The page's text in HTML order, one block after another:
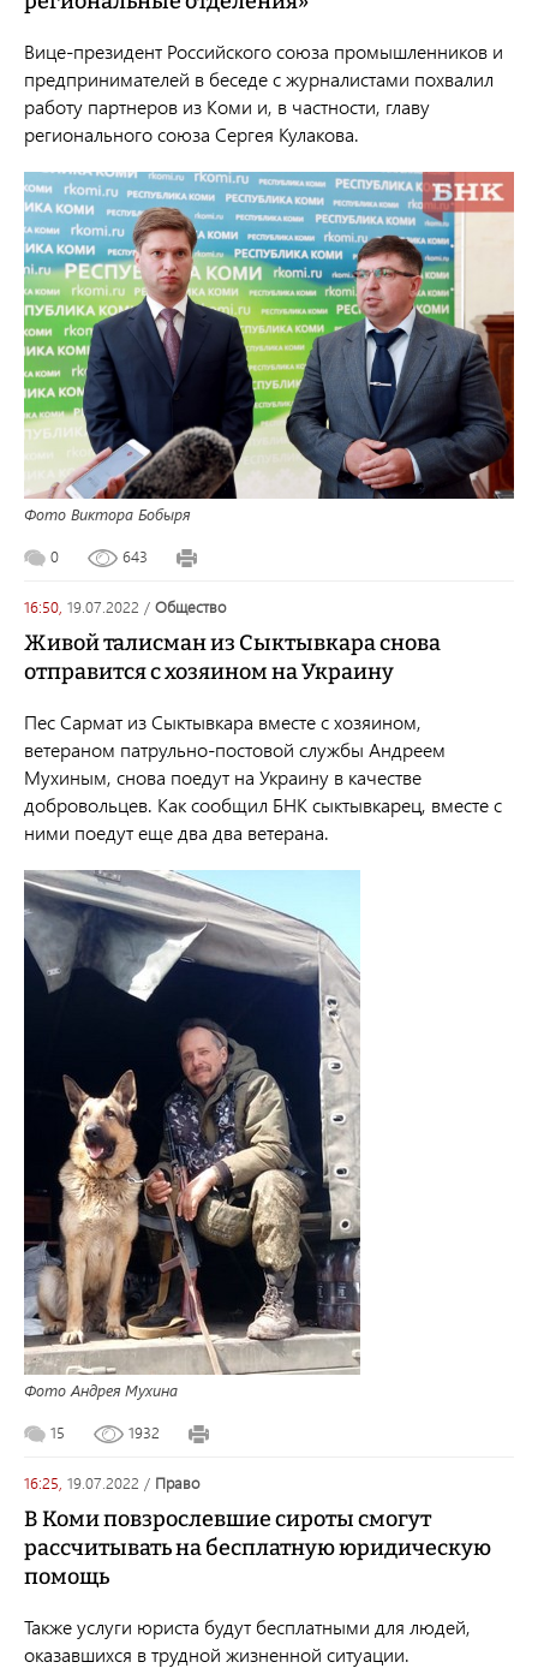
Вице-президент Российского союза промышленников и
предпринимателей в беседе с журналистами похвалил
работу партнеров из Коми и, в частности, главу
регионального союза Сергея Кулакова.
Фото Виктора Бобыря
0 643
16:50, 19.07.2022 / общество
Живой талисман из Сыктывкара снова
отправится с хозяином на Украину
Пес Сармат из Сыктывкара вместе с хозяином,
ветераном патрульно-постовой службы Андреем
Мухиным, снова поедут на Украину в качестве
добровольцев. Как сообщил БНК сыктывкарец, вместе с
ними поедут еще два два ветерана.
Фото Андрея Мухина
15 1932
16:25, 19.07.2022 / право
В Коми повзрослевшие сироты смогут
рассчитывать на бесплатную юридическую
помощь
Также услуги юриста будут бесплатными для людей,
оказавшихся в трудной жизненной ситуации.